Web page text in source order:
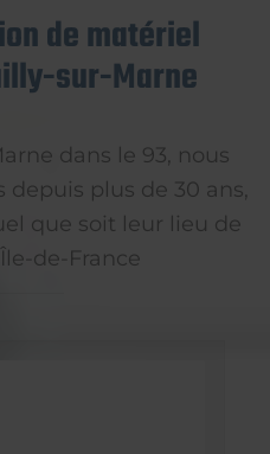
de matériel
sur-Marne
dans le 93, nous
plus de 30 ans,
que soit leur lieu de
de-France